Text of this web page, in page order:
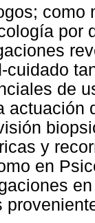
como
por
cuidado
de
actuación
y
en